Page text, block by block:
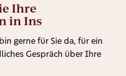
Ihre
in Ins
gerne für Sie da, für ein
Gespräch über Ihre